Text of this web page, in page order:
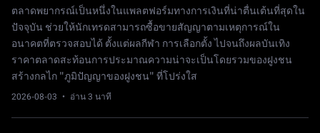
ตลาดพยากรณ์เป็นหนึ่งในแพลตฟอร์มทางการเงินที่น่าตื่นเต้นที่สุดใน
ปัจจุบัน ช่วยให้นักเทรดสามารถซื้อขายสัญญาตามเหตุการณ์ใน
อนาคตที่ตรวจสอบได้ ตั้งแต่ผลกีฬา การเลือกตั้ง ไปจนถึงผลบันเทิง
ราคาตลาดสะท้อนการประมาณความน่าจะเป็นโดยรวมของฝูงชน
สร้างกลไก "ภูมิปัญญาของฝูงชน" ที่โปร่งใส
2026-08-03 · อ่าน 3 นาที